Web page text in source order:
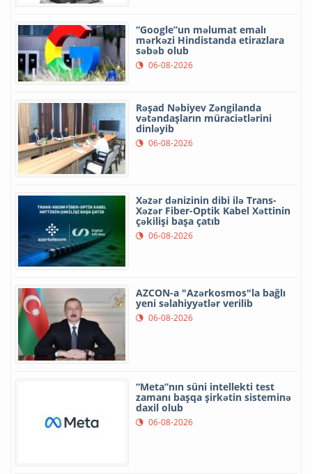
“Google”un məlumat emalı
mərkəzi Hindistanda etirazlara
səbəb olub
06-08-2026
Rəşad Nəbiyev Zəngilanda
vətəndaşların müraciətlərini
dinləyib
06-08-2026
Xəzər dənizinin dibi ilə Trans-
Xəzər Fiber-Optik Kabel Xəttinin
çəkilişi başa çatıb
06-08-2026
AZCON-a "Azərkosmos"la bağlı
yeni səlahiyyətlər verilib
06-08-2026
“Meta”nın süni intellekti test
zamanı başqa şirkətin sisteminə
daxil olub
06-08-2026